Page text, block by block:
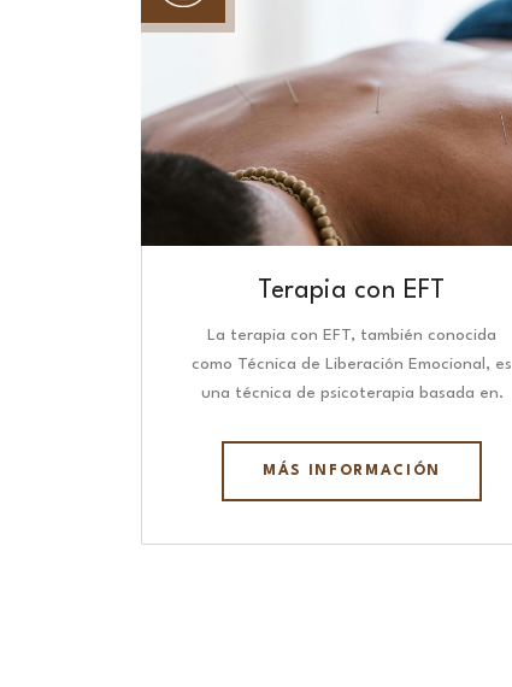
Terapia con EFT
La terapia con EFT, también conocida
como Técnica de Liberación Emocional, es
una técnica de psicoterapia basada en.
MÁS INFORMACIÓN